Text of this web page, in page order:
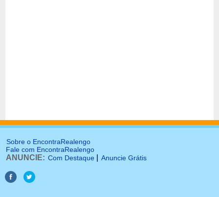
Sobre o EncontraRealengo
Fale com EncontraRealengo
ANUNCIE: Com Destaque Anuncie Grátis